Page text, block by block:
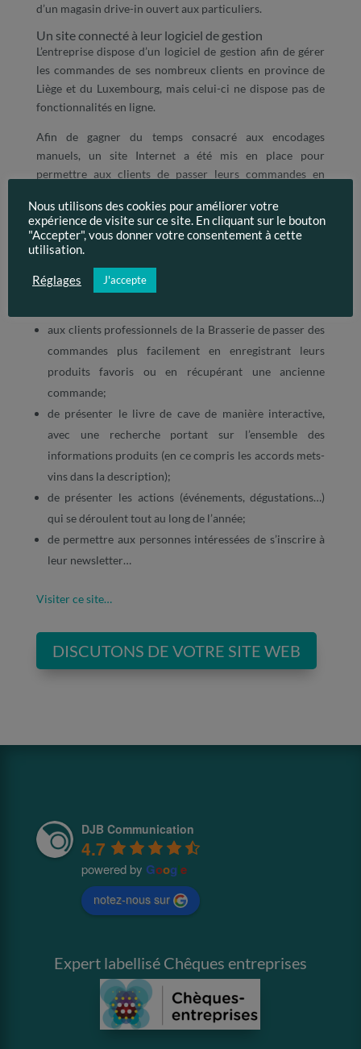
d’un magasin drive-in ouvert aux particuliers.
Un site connecté à leur logiciel de gestion
L’entreprise dispose d’un logiciel de gestion afin de gérer
les commandes de ses nombreux clients en province de
Liège et du Luxembourg, mais celui-ci ne dispose pas de
fonctionnalités en ligne.
Afin de gagner du temps consacré aux encodages
manuels, un site Internet a été mis en place pour
permettre aux clients de passer leurs commandes en
le logiciel existant.
Ce gain de temps au sein de l’entreprise n’est pas le seul
Internet permet:
aux clients professionnels de la Brasserie de passer des
commandes plus facilement en enregistrant leurs
produits favoris ou en récupérant une ancienne
commande;
de présenter le livre de cave de manière interactive,
avec une recherche portant sur l’ensemble des
informations produits (en ce compris les accords mets-
vins dans la description);
de présenter les actions (événements, dégustations…)
qui se déroulent tout au long de l’année;
de permettre aux personnes intéressées de s’inscrire à
leur newsletter…
Visiter ce site…
DISCUTONS DE VOTRE SITE WEB
DJB Communication
4.7
powered by Google
notez-nous sur
Expert labellisé Chêques entreprises
Nous utilisons des cookies pour améliorer votre
expérience de visite sur ce site. En cliquant sur le bouton
"Accepter", vous donner votre consentement à cette
utilisation.
Réglages J'accepte